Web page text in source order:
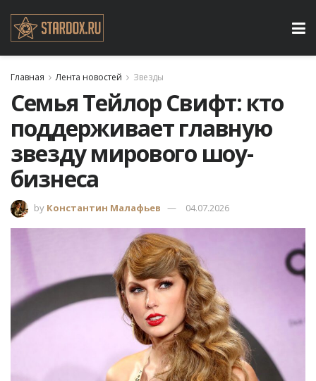
Главная Лента новостей Звезды
Семья Тейлор Свифт: кто
поддерживает главную
звезду мирового шоу-
бизнеса
by Константин Малафьев 04.07.2026